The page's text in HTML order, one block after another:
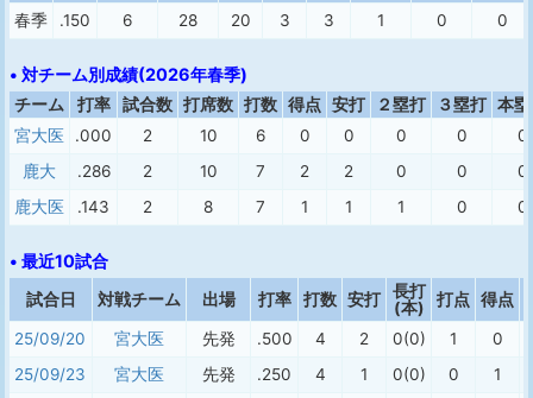
春季
.150 6 28 20 3 3 1 0 0
• 対チーム別成績(2026年春季)
チーム 打率 試合数 打席数 打数 得点 安打 ２塁打 ３塁打 本
宮大医
.000 2 10 6 0 0 0 0
0
鹿大
.286 2 10 7 2 2 0 0
0
鹿大医
.143 2 8 7 1 1 1 0 0
• 最近10試合
試合日 対戦チーム 出場 打率 打数 安打
長打
(本)
打点 得点
25/09/20 宮大医 先発 .500 4 2 0(0) 1
0
25/09/23
宮大医 先発 .250 4 1 0(0) 0
1